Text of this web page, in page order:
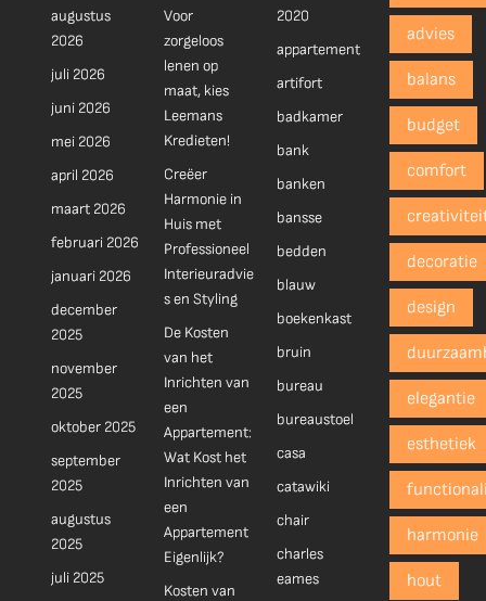
augustus
2026
juli 2026
juni 2026
mei 2026
april 2026
maart 2026
februari 2026
januari 2026
december
2025
november
2025
oktober 2025
september
2025
augustus
2025
juli 2025
Voor
zorgeloos
lenen op
maat, kies
Leemans
Kredieten!
Creëer
Harmonie in
Huis met
Professioneel
Interieuradvie
s en Styling
De Kosten
van het
Inrichten van
een
Appartement:
Wat Kost het
Inrichten van
een
Appartement
Eigenlijk?
Kosten van
2020
appartement
artifort
badkamer
bank
banken
bansse
bedden
blauw
boekenkast
bruin
bureau
bureaustoel
casa
catawiki
chair
charles
eames
advies
balans
budget
comfort
decoratie
design
elegantie
esthetiek
harmonie
hout